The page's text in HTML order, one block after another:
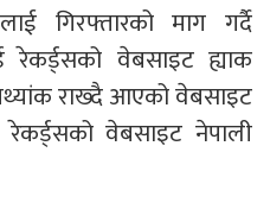
गिरफ्तारको माग गर्दै
वेबसाइट ह्याक
राख्दै आएको वेबसाइट
वेबसाइट नेपाली